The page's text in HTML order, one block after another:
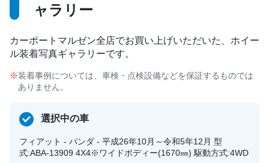
ャラリー
カーポートマルゼン全店でお買い上げいただいた、ホイー
ル装着写真ギャラリーです。
装着事例については、車検・点検設備などを保証するものでは
ありません。
選択中の車
フィアット - パンダ - 平成26年10月～令和5年12月 型
式:ABA-13909 4X4※ワイドボディー(1670㎜) 駆動方式:4WD